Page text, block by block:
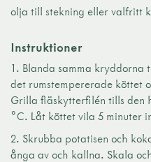
olja till stekning eller valfritt
Instruktioner
Blanda samma
det rumstempererade köttet
Grilla fläskytterfilén tills den
˚C. Låt köttet vila 5 minuter
Skrubba potatisen och
ånga av och kallna. Skala